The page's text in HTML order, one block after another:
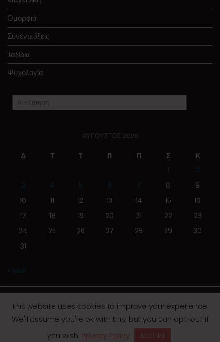
Ομορφιά
Συνεντεύξεις
Ταξίδια
Ψυχολογία
ΑΎΓΟΥΣΤΟΣ 2026
Δ Τ Τ Π Π Σ
Κ
1
2
3
4 5 6 7 8
9
10
11 12 13 14 15
16
17
18 19 20 21 22
23
24
25 26 27 28 29
30
31
« Ιούλ
© 2019 | Screen Magazine - Ηλεκτρονική εφημερίδα
This website uses cookies to improve your experience.
We'll assume you're ok with this, but you can opt-out if
you wish. Privacy Policy ACCEPT